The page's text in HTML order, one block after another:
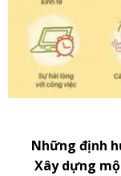
Những định
Xây dựng